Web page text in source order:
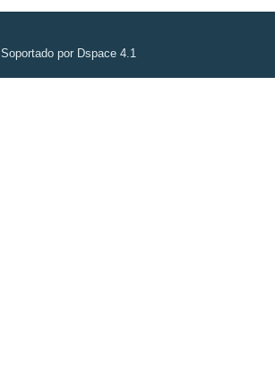
Soportado por Dspace 4.1